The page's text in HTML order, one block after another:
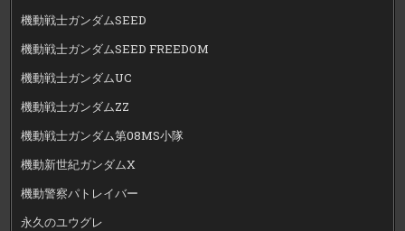
機動戦士ガンダムSEED
機動戦士ガンダムSEED FREEDOM
機動戦士ガンダムUC
機動戦士ガンダムZZ
機動戦士ガンダム第08MS小隊
機動新世紀ガンダムX
機動警察パトレイバー
永久のユウグレ